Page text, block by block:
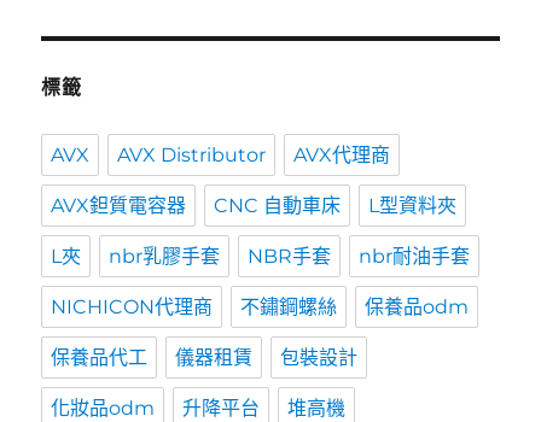
標籤
AVX AVX Distributor AVX代理商
AVX鉭質電容器 CNC 自動車床 L型資料夾
L夾 nbr乳膠手套 NBR手套 nbr耐油手套
NICHICON代理商 不鏽鋼螺絲 保養品odm
保養品代工 儀器租賃 包裝設計
化妝品odm 升降平台 堆高機